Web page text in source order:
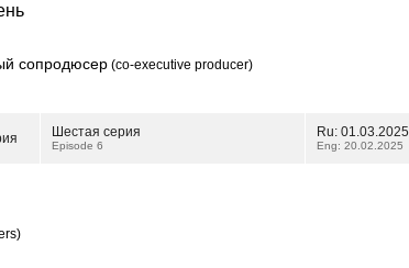
сопродюсер (co-executive producer)
Шестая серия
Episode 6
Ru: 01.03.2025
Eng: 20.02.2025